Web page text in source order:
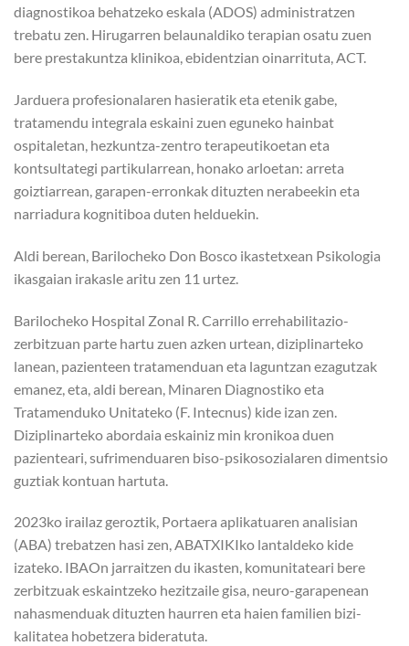
diagnostikoa behatzeko eskala (ADOS) administratzen
trebatu zen. Hirugarren belaunaldiko terapian osatu zuen
bere prestakuntza klinikoa, ebidentzian oinarrituta, ACT.
Jarduera profesionalaren hasieratik eta etenik gabe,
tratamendu integrala eskaini zuen eguneko hainbat
ospitaletan, hezkuntza-zentro terapeutikoetan eta
kontsultategi partikularrean, honako arloetan: arreta
goiztiarrean, garapen-erronkak dituzten nerabeekin eta
narriadura kognitiboa duten helduekin.
Aldi berean, Barilocheko Don Bosco ikastetxean Psikologia
ikasgaian irakasle aritu zen 11 urtez.
Barilocheko Hospital Zonal R. Carrillo errehabilitazio-
zerbitzuan parte hartu zuen azken urtean, diziplinarteko
lanean, pazienteen tratamenduan eta laguntzan ezagutzak
emanez, eta, aldi berean, Minaren Diagnostiko eta
Tratamenduko Unitateko (F. Intecnus) kide izan zen.
Diziplinarteko abordaia eskainiz min kronikoa duen
pazienteari, sufrimenduaren biso-psikosozialaren dimentsio
guztiak kontuan hartuta.
2023ko irailaz geroztik, Portaera aplikatuaren analisian
(ABA) trebatzen hasi zen, ABATXIKIko lantaldeko kide
izateko. IBAOn jarraitzen du ikasten, komunitateari bere
zerbitzuak eskaintzeko hezitzaile gisa, neuro-garapenean
nahasmenduak dituzten haurren eta haien familien bizi-
kalitatea hobetzera bideratuta.